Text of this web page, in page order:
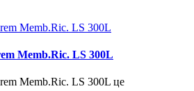
Memb.Ric. LS 300L
Memb.Ric. LS 300L це